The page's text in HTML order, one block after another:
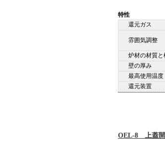
特性
還元ガス
雰囲気調整
炉材の材質と
壁の厚み
最高使用温度
還元装置
OEL-8 上蓋